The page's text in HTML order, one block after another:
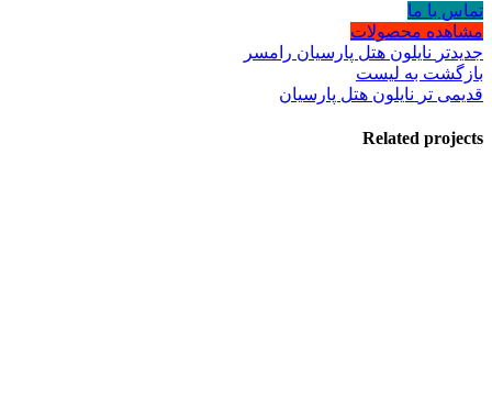
تماس با ما
مشاهده محصولات
جدیدتر نایلون هتل پارسیان رامسر
بازگشت به لیست
قدیمی تر نایلون هتل پارسیان
Related projects